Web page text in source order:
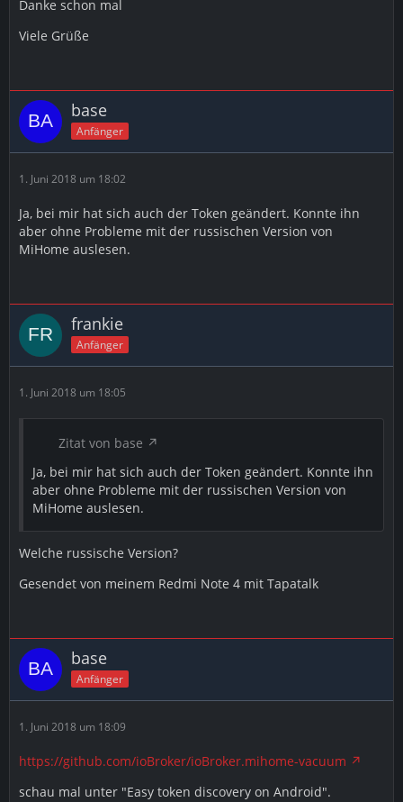
Danke schon mal
Viele Grüße
base
Anfänger
1. Juni 2018 um 18:02
Ja, bei mir hat sich auch der Token geändert. Konnte ihn
aber ohne Probleme mit der russischen Version von
MiHome auslesen.
frankie
Anfänger
1. Juni 2018 um 18:05
Zitat von base
Ja, bei mir hat sich auch der Token geändert. Konnte ihn
aber ohne Probleme mit der russischen Version von
MiHome auslesen.
Welche russische Version?
Gesendet von meinem Redmi Note 4 mit Tapatalk
base
Anfänger
1. Juni 2018 um 18:09
https://github.com/ioBroker/ioBroker.mihome-vacuum
schau mal unter "Easy token discovery on Android".